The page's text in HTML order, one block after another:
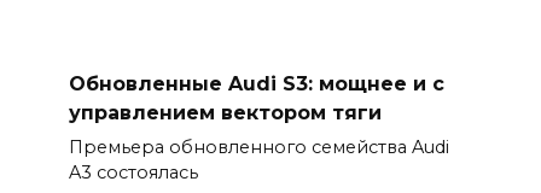
Обновленные Audi S3: мощнее и с
управлением вектором тяги
Премьера обновленного семейства Audi
A3 состоялась